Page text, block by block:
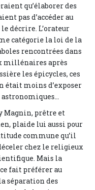
qu’élaborer des
pas d’accéder au
décrire. L’orateur
catégorie la loi de la
rencontrées dans
millénaires après
les épicycles, ces
était moins d’exposer
Magnin, prêtre et
plaide lui aussi pour
commune qu’il
chez le religieux
Mais la
fait préférer au
séparation des